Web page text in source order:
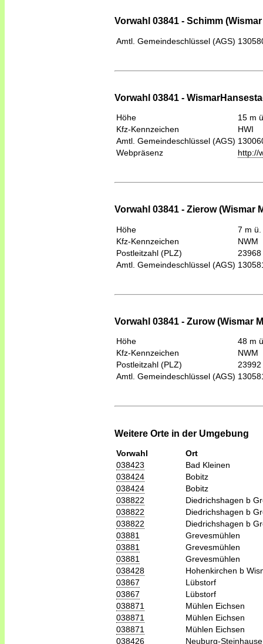
Vorwahl 03841 - Schimm
Amtl. Gemeindeschlüssel (AGS)
Vorwahl 03841 -
Höhe
15 m
Kfz-Kennzeichen
HWI
Amtl. Gemeindeschlüssel (AGS)
Webpräsenz
http://
Vorwahl 03841 - Zierow (Wismar
Höhe
7 m ü.
Kfz-Kennzeichen
NWM
Postleitzahl (PLZ)
23968
Amtl. Gemeindeschlüssel (AGS)
Vorwahl 03841 - Zurow (Wismar
Höhe
48 m
Kfz-Kennzeichen
NWM
Postleitzahl (PLZ)
23992
Amtl. Gemeindeschlüssel (AGS)
Weitere Orte in der Umgebung
Vorwahl
Ort
038423
Bad Kleinen
038424
Bobitz
038424
Bobitz
038822
Diedrichshagen b
038822
Diedrichshagen b
038822
Diedrichshagen b
03881
Grevesmühlen
03881
Grevesmühlen
03881
Grevesmühlen
038428
Hohenkirchen b
03867
Lübstorf
03867
Lübstorf
038871
Mühlen Eichsen
038871
Mühlen Eichsen
038871
Mühlen Eichsen
038426
Neuburg-